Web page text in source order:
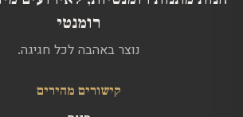
רומנטי
נוצר באהבה לכל חגיגה.
קישורים מהירים